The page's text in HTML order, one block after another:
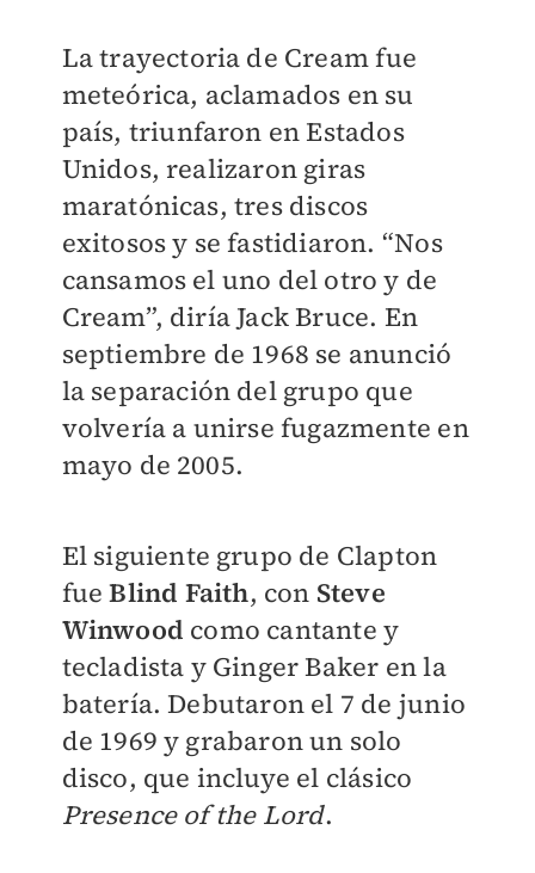
La trayectoria de Cream fue
meteórica, aclamados en su
país, triunfaron en Estados
Unidos, realizaron giras
maratónicas, tres discos
exitosos y se fastidiaron. “Nos
cansamos el uno del otro y de
Cream”, diría Jack Bruce. En
septiembre de 1968 se anunció
la separación del grupo que
volvería a unirse fugazmente en
mayo de 2005.
El siguiente grupo de Clapton
fue Blind Faith, con Steve
Winwood como cantante y
tecladista y Ginger Baker en la
batería. Debutaron el 7 de junio
de 1969 y grabaron un solo
disco, que incluye el clásico
Presence of the Lord.